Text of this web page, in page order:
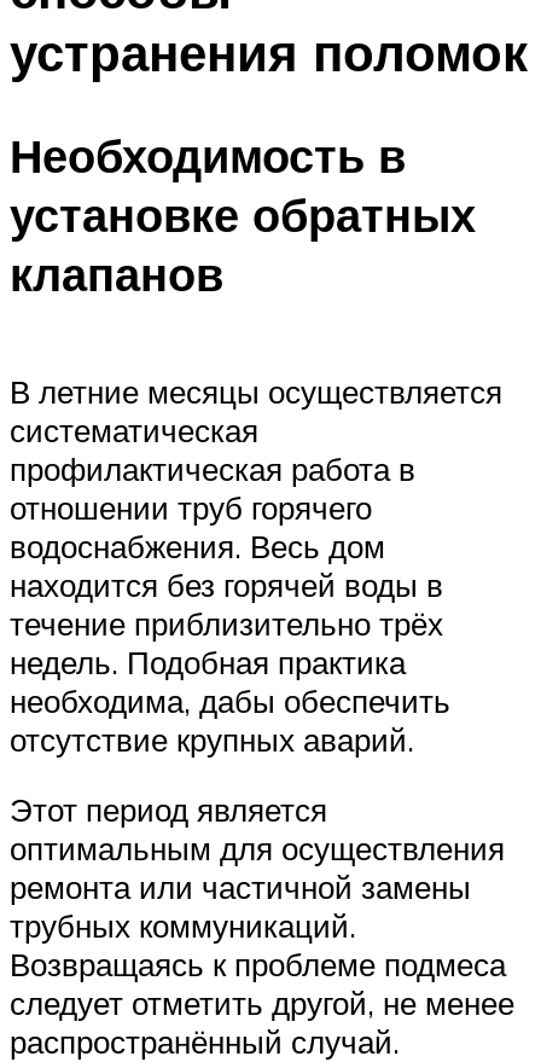
устранения поломок
Необходимость в
установке обратных
клапанов
В летние месяцы осуществляется
систематическая
профилактическая работа в
отношении труб горячего
водоснабжения. Весь дом
находится без горячей воды в
течение приблизительно трёх
недель. Подобная практика
необходима, дабы обеспечить
отсутствие крупных аварий.
Этот период является
оптимальным для осуществления
ремонта или частичной замены
трубных коммуникаций.
Возвращаясь к проблеме подмеса
следует отметить другой, не менее
распространённый случай.